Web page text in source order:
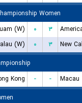
Women
(W)
۰ ۳
(W)
۰ ۳
New
Kong
- -
Macau